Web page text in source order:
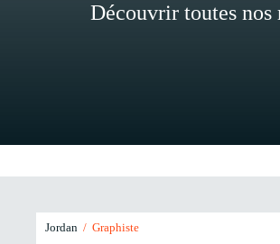
Découvrir toutes nos
Jordan / Graphiste